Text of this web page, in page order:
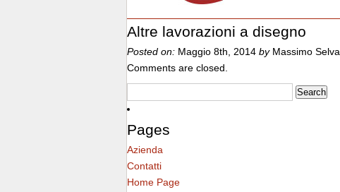
Altre lavorazioni a disegno
Posted on:Maggio 8th, 2014 byMassimo Selva
Comments are closed.
Pages
Azienda
Contatti
Home Page